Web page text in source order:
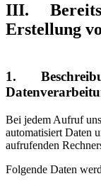
III.
Erstellung
1.
Bei jedem Aufruf
automatisiert Daten
aufrufenden
Folgende Daten